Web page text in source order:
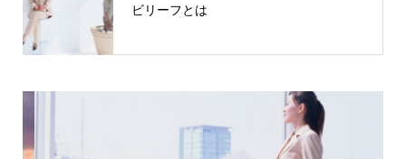
ビリーフとは